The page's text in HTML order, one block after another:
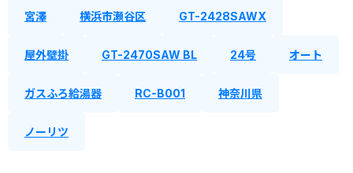
宮澤 横浜市瀬谷区 GT-2428SAWX
屋外壁掛 GT-2470SAW BL 24号 オート
ガスふろ給湯器 RC-B001 神奈川県
ノーリツ